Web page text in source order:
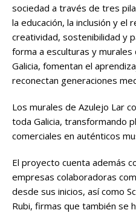
sociedad a través de tres
la educación, la inclusión y el
creatividad, sostenibilidad y
forma a esculturas y
Galicia, fomentan el
reconectan generaciones
Los murales de Azulejo Lar
toda Galicia, transformando
comerciales en auténticos
El proyecto cuenta además
empresas colaboradoras
desde sus inicios, así como
Rubi, firmas que también se